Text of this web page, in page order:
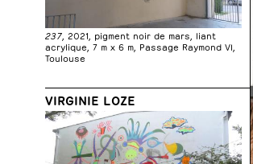
237 , 2021, pigment noir de mars, liant
acrylique, 7 m x 6 m, Passage Raymond VI,
Toulouse
VIRGINIE LOZE